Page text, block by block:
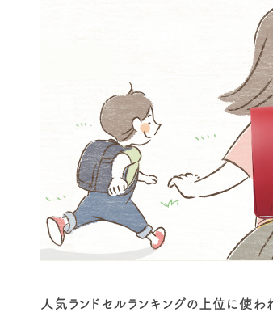
人気ランドセルランキングの上位に使わ